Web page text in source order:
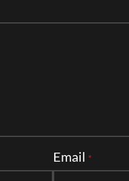
Email *